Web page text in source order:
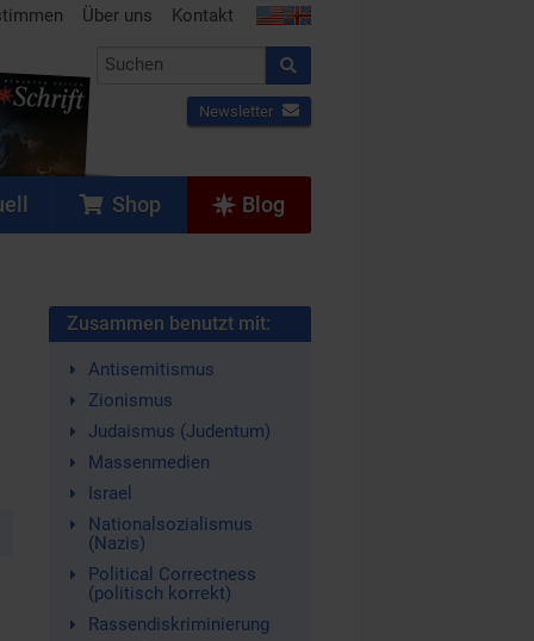
Über uns Kontakt
Newsletter
Shop Blog
Zusammen benutzt mit:
Antisemitismus
Zionismus
Judaismus (Judentum)
Massenmedien
Israel
Nationalsozialismus
(Nazis)
Political Correctness
(politisch korrekt)
Rassendiskriminierung